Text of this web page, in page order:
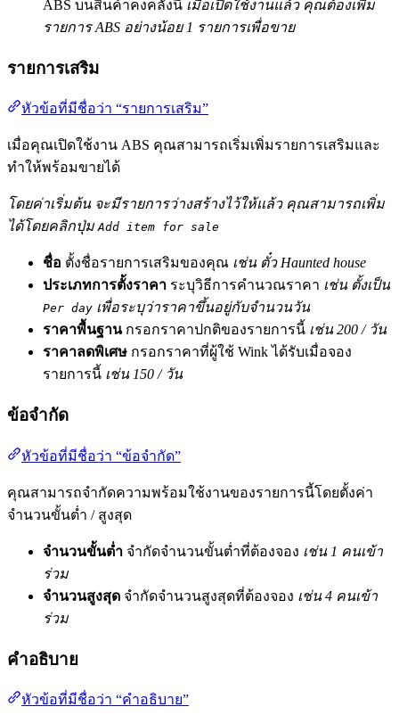
ABS บนสินค้าคงคลังนี้ เมื่อเปิดใช้งานแล้ว คุณต้องเพิ่ม
รายการ ABS อย่างน้อย 1 รายการเพื่อขาย
รายการเสริม
หัวข้อที่มีชื่อว่า “รายการเสริม”
เมื่อคุณเปิดใช้งาน ABS คุณสามารถเริ่มเพิ่มรายการเสริมและ
ทำให้พร้อมขายได้
โดยค่าเริ่มต้น จะมีรายการว่างสร้างไว้ให้แล้ว คุณสามารถเพิ่ม
ได้โดยคลิกปุ่ม Add item for sale
ชื่อ ตั้งชื่อรายการเสริมของคุณ เช่น ตั๋ว Haunted house
ประเภทการตั้งราคา ระบุวิธีการคำนวณราคา เช่น ตั้งเป็น
Per day เพื่อระบุว่าราคาขึ้นอยู่กับจำนวนวัน
ราคาพื้นฐานกรอกราคาปกติของรายการนี้ เช่น 200 / วัน
ราคาลดพิเศษ กรอกราคาที่ผู้ใช้ Wink ได้รับเมื่อจอง
รายการนี้ เช่น 150 / วัน
ข้อจำกัด
หัวข้อที่มีชื่อว่า “ข้อจำกัด”
คุณสามารถจำกัดความพร้อมใช้งานของรายการนี้โดยตั้งค่า
จำนวนขั้นต่ำ / สูงสุด
จำนวนขั้นต่ำ จำกัดจำนวนขั้นต่ำที่ต้องจอง เช่น 1 คนเข้า
ร่วม
จำนวนสูงสุด จำกัดจำนวนสูงสุดที่ต้องจอง เช่น 4 คนเข้า
ร่วม
คำอธิบาย
หัวข้อที่มีชื่อว่า “คำอธิบาย”